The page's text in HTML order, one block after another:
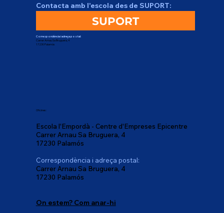
Contacta amb l'escola des de SUPORT:
SUPORT
Correspondència i adreça postal:
Carrer Arnau Sa Bruguera, 4
17230 Palamós
Oficines:
Escola l'Empordà - Centre d'Empreses Epicentre
Carrer Arnau Sa Bruguera, 4
17230 Palamós
Correspondència i adreça postal:
Carrer Arnau Sa Bruguera, 4
17230 Palamós
On estem? Com anar-hi